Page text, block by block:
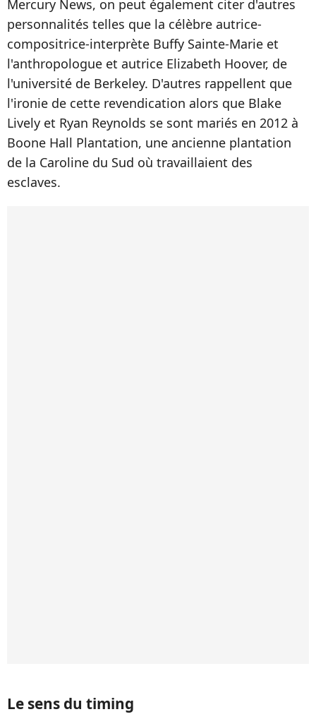
Mercury News, on peut également citer d'autres
personnalités telles que la célèbre autrice-
compositrice-interprète Buffy Sainte-Marie et
l'anthropologue et autrice Elizabeth Hoover, de
l'université de Berkeley. D'autres rappellent que
l'ironie de cette revendication alors que Blake
Lively et Ryan Reynolds se sont mariés en 2012 à
Boone Hall Plantation, une ancienne plantation
de la Caroline du Sud où travaillaient des
esclaves.
Le sens du timing